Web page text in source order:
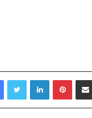
LinkedIn